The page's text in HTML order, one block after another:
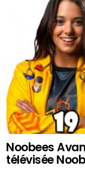
Noobees
télévisée